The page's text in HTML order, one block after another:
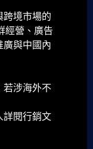
跨境市場的
經營、廣告
廣與中國內
若涉海外不
詳閱行銷文